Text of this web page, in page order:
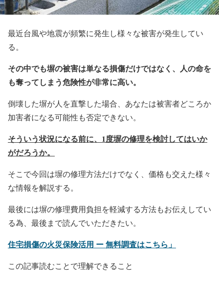
最近台風や地震が頻繁に発生し様々な被害が発生してい
る。
その中でも塀の被害は単なる損傷だけではなく、人の命を
も奪ってしまう危険性が非常に高い。
倒壊した塀が人を直撃した場合、あなたは被害者どころか
加害者になる可能性も否定できない。
そういう状況になる前に、1度塀の修理を検討してはいか
がだろうか。
そこで今回は塀の修理方法だけでなく、価格も交えた様々
な情報を解説する。
最後には塀の修理費用負担を軽減する方法もお伝えしてい
る為、最後まで読んでいただきたい。
住宅損傷の火災保険活用 ー 無料調査はこちら」
この記事読むことで理解できること